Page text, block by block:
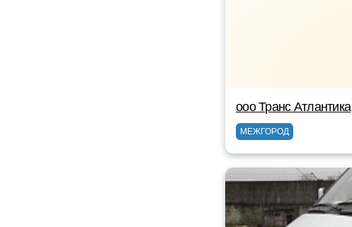
ооо Транс Атлантика
МЕЖГОРОД